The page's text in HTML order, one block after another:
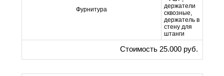
Фурнитура
держатели
сквозные,
держатель в
стену для
штанги
Стоимость 25.000 руб.